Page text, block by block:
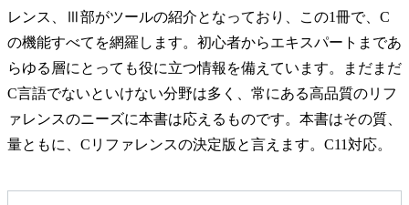
レンス、Ⅲ部がツールの紹介となっており、この1冊で、C
の機能すべてを網羅します。初心者からエキスパートまであ
らゆる層にとっても役に立つ情報を備えています。まだまだ
C言語でないといけない分野は多く、常にある高品質のリフ
ァレンスのニーズに本書は応えるものです。本書はその質、
量ともに、Cリファレンスの決定版と言えます。C11対応。